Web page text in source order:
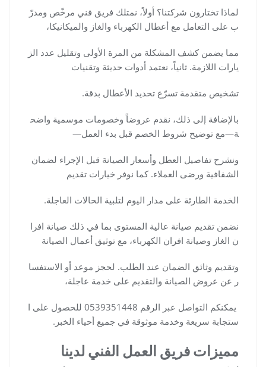
لماذا تختارون شركتنا؟ أولاً، نمتلك فريق فني مرخّص ومدرّ
ب على التعامل مع أعطال الكهرباء والغاز والميكانيكا،
مما يضمن كشف المشكلة من المرة الأولى وتقليل عدد الز
يارات اللازمة. ثانياً، نعتمد أدوات حديثة وتقنيات
تشخيص متقدمة تسرّع تحديد الأعطال بدقة.
بالإضافة إلى ذلك، نقدم عروضاً وخصومات موسمية واضح
ة—مع توضيح شروط الخصم قبل بدء العمل—
ونشرح تفاصيل العطل وأسعار الصيانة قبل الإجراء لضمان
الشفافية ورضى العملاء. كما نوفر خيارات تقديم
الخدمة الطارئة على مدار اليوم لتلبية الحالات العاجلة.
نضمن تقديم صيانة عالية المستوى بما في ذلك صيانة افرا
ن الغاز وصيانة افران الكهرباء، مع توثيق أعمال الصيانة
وتقديم وثائق الضمان عند الطلب. لحجز موعد أو الاستفسا
ر عن عروض الصيانة والتقديم على خدمة عاجلة،
يمكنكم التواصل عبر الرقم 0539351448 للحصول على ا
ستجابة سريعة وخدمة موثوقة في جميع أحياء الخبر.
مميزات فريق العمل الفني لدينا